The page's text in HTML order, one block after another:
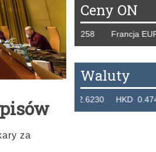
za
Ceny ON
EUR 1,258 Francja EUR
Waluty
AUD 2.6230 HKD 0.4747